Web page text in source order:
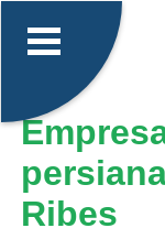
Ribes